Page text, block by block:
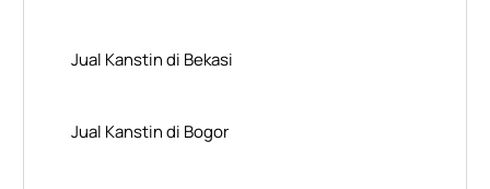
Jual Kanstin di Bekasi
Jual Kanstin di Bogor